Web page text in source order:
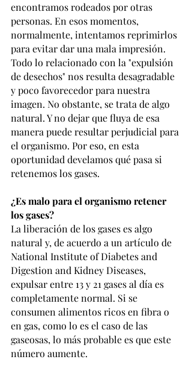
encontramos rodeados por otras
personas. En esos momentos,
normalmente, intentamos reprimirlos
para evitar dar una mala impresión.
Todo lo relacionado con la "expulsión
de desechos" nos resulta desagradable
y poco favorecedor para nuestra
imagen. No obstante, se trata de algo
natural. Y no dejar que fluya de esa
manera puede resultar perjudicial para
el organismo. Por eso, en esta
oportunidad develamos qué pasa si
retenemos los gases.
¿Es malo para el organismo retener
los gases?
La liberación de los gases es algo
natural y, de acuerdo a un artículo de
National Institute of Diabetes and
Digestion and Kidney Diseases,
expulsar entre 13 y 21 gases al día es
completamente normal. Si se
consumen alimentos ricos en fibra o
en gas, como lo es el caso de las
gaseosas, lo más probable es que este
número aumente.